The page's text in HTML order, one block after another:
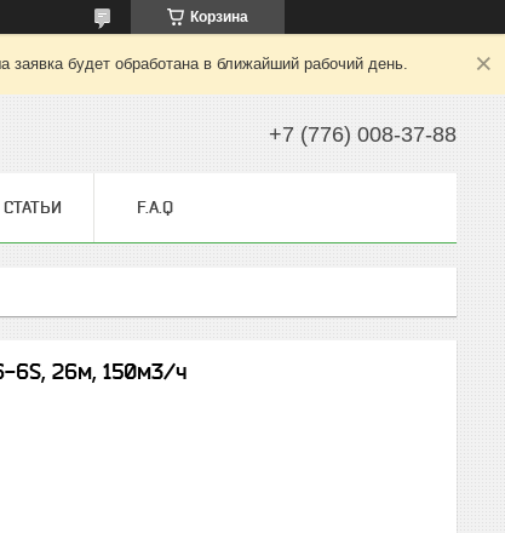
Корзина
будет обработана в ближайший рабочий день.
+7 (776) 008-37-88
СТАТЬИ F.A.Q
6S, 26м, 150м3/ч